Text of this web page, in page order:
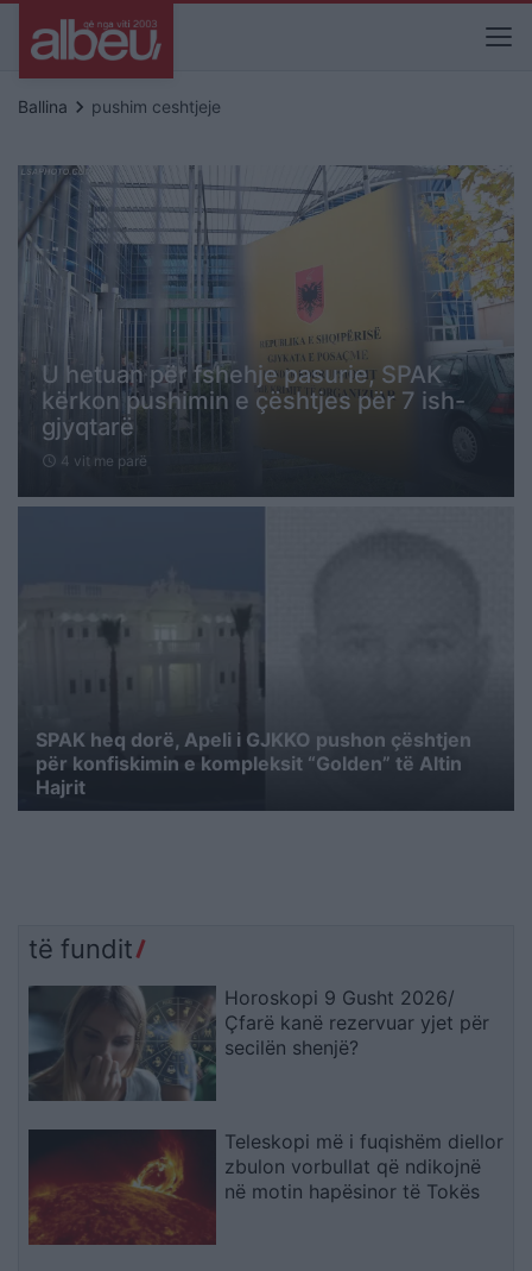
Ballina keyboard_arrow_right pushim ceshtjeje
U hetuan për fshehje pasurie, SPAK
kërkon pushimin e çështjes për 7 ish-
gjyqtarë
schedule 4 vit me parë
SPAK heq dorë, Apeli i GJKKO pushon çështjen
për konfiskimin e kompleksit “Golden” të Altin
Hajrit
të fundit
Horoskopi 9 Gusht 2026/
Çfarë kanë rezervuar yjet për
secilën shenjë?
Teleskopi më i fuqishëm diellor
zbulon vorbullat që ndikojnë
në motin hapësinor të Tokës